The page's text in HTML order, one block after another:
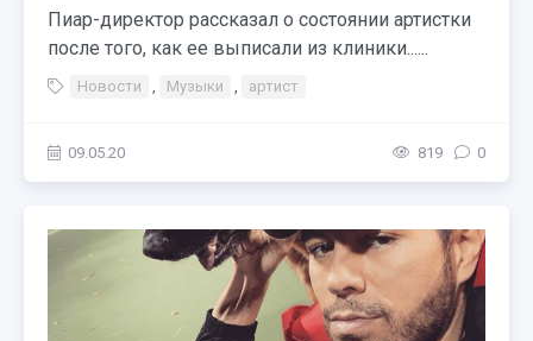
Пиар-директор рассказал о состоянии артистки
после того, как ее выписали из клиники......
Новости , Музыки , артист
09.05.20 819 0